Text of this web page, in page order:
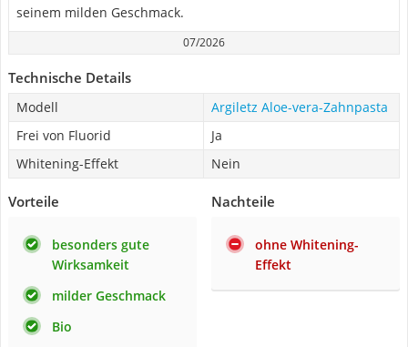
seinem milden Geschmack.
07/2026
Technische Details
Modell
Argiletz Aloe-vera-Zahnpasta
Frei von Fluorid
Ja
Whitening-Effekt
Nein
Vorteile
besonders gute
Wirksamkeit
milder Geschmack
Bio
Nachteile
ohne Whitening-
Effekt